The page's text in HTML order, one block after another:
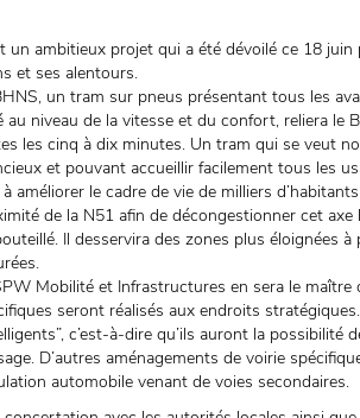
un ambitieux projet qui a été dévoilé ce 18 juin
et ses alentours.
un tram sur pneus présentant tous les
au niveau de la vitesse et du confort, reliera le
les cinq à dix minutes. Un tram qui se veut
et pouvant accueillir facilement tous les
améliorer le cadre de vie de milliers
de la N51 afin de décongestionner cet axe
Il desservira des zones plus éloignées
Mobilité et Infrastructures en sera le maître
seront réalisés aux endroits
c’est-à-dire qu’ils auront la
D’autres aménagements de voirie
automobile venant de voies secondaires.